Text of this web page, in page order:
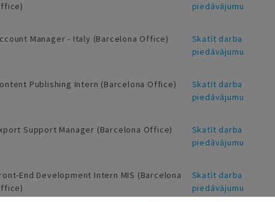
piedāvājumu
Manager - Italy (Barcelona Office)
Skatīt darba
piedāvājumu
Publishing Intern (Barcelona Office)
Skatīt darba
piedāvājumu
Support Manager (Barcelona Office)
Skatīt darba
piedāvājumu
End Development Intern MIS (Barcelona
Skatīt darba
piedāvājumu